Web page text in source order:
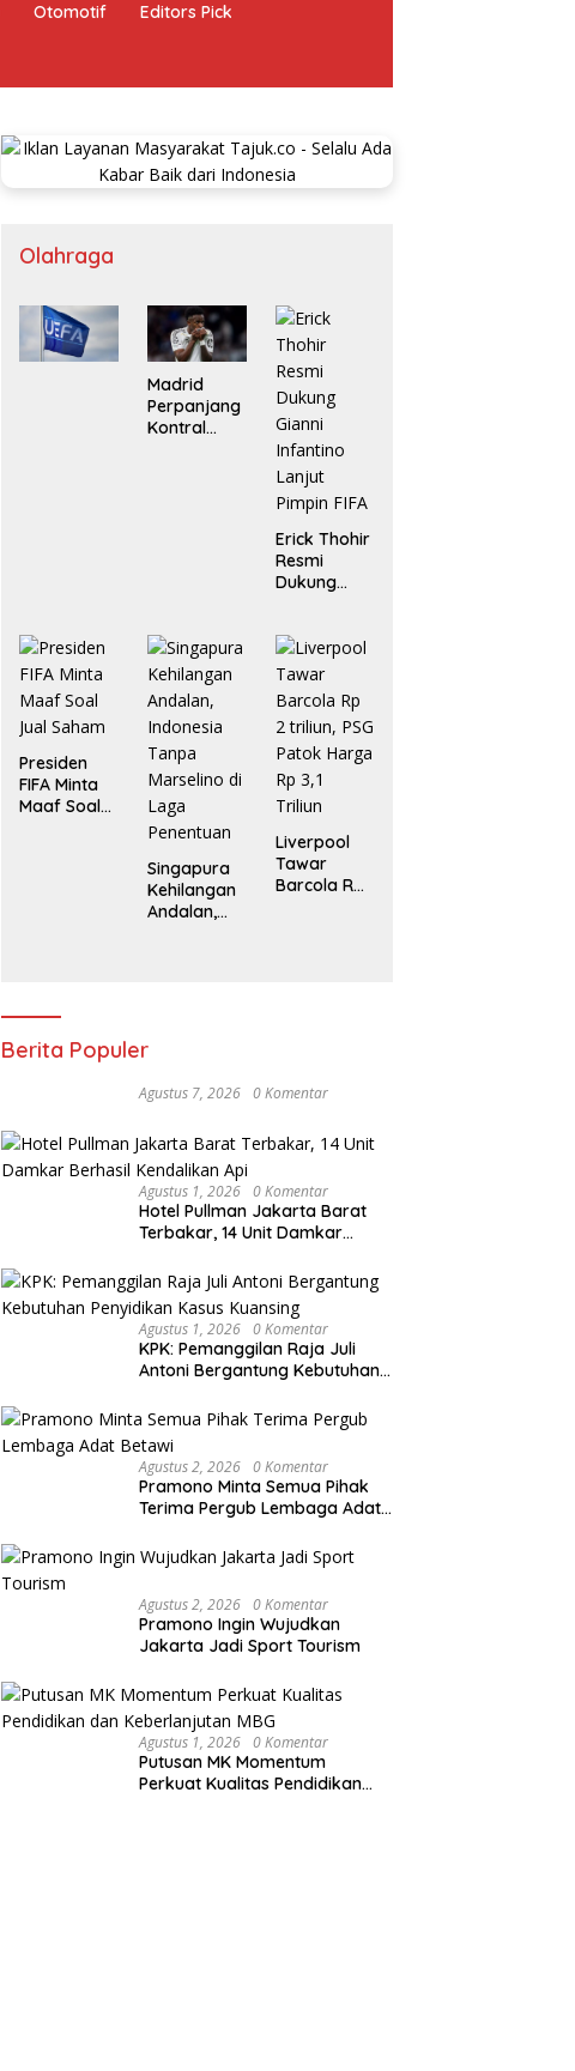
Otomotif Editors Pick
Olahraga
Madrid
Perpanjang
Kontral
Erick Thohir
Resmi
Dukung
Lanjut
Pimpin FIFA
Presiden
FIFA Minta
Maaf Soal
Singapura
Kehilangan
Andalan,
Liverpool
Tawar
Barcola Rp
Berita Populer
Agustus 7, 2026 0 Komentar
Agustus 1, 2026 0 Komentar
Hotel Pullman Jakarta Barat
Terbakar, 14 Unit Damkar
Agustus 1, 2026 0 Komentar
KPK: Pemanggilan Raja Juli
Antoni Bergantung Kebutuhan
Agustus 2, 2026 0 Komentar
Pramono Minta Semua Pihak
Terima Pergub Lembaga Adat
Agustus 2, 2026 0 Komentar
Pramono Ingin Wujudkan
Jakarta Jadi Sport Tourism
Agustus 1, 2026 0 Komentar
Putusan MK Momentum
Perkuat Kualitas Pendidikan